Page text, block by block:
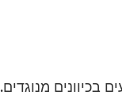
מנוגדים.